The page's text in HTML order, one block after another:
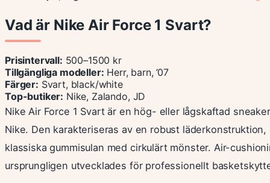
Vad är Nike Air Force 1 Svart?
Prisintervall: 500–1500 kr
Tillgängliga modeller: Herr, barn, ’07
Färger: Svart, black/white
Top-butiker: Nike, Zalando, JD
Nike Air Force 1 Svart är en hög- eller lågskaftad
Nike. Den karakteriseras av en robust
klassiska gummisulan med cirkulärt mönster. Air-
ursprungligen utvecklades för professionellt